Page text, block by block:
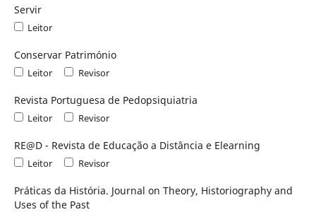
Servir
Leitor
Conservar Património
Leitor Revisor
Revista Portuguesa de Pedopsiquiatria
Leitor Revisor
RE@D - Revista de Educação a Distância e Elearning
Leitor Revisor
Práticas da História. Journal on Theory, Historiography and
Uses of the Past